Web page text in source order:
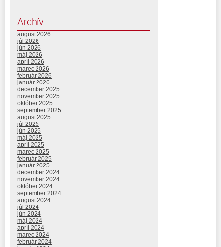
Archív
august 2026
júl 2026
jún 2026
máj 2026
apríl 2026
marec 2026
február 2026
január 2026
december 2025
november 2025
október 2025
september 2025
august 2025
júl 2025
jún 2025
máj 2025
apríl 2025
marec 2025
február 2025
január 2025
december 2024
november 2024
október 2024
september 2024
august 2024
júl 2024
jún 2024
máj 2024
apríl 2024
marec 2024
február 2024